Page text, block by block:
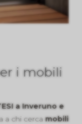
i mobili
a Inveruno e
a chi cercamobili